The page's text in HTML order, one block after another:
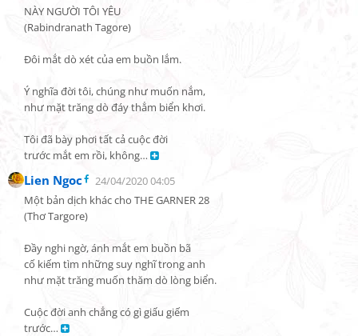
NÀY NGƯỜI TÔI YÊU
(Rabindranath Tagore)
Đôi mắt dò xét của em buồn lắm.
Ý nghĩa đời tôi, chúng như muốn nắm,
như mặt trăng dò đáy thẳm biển khơi.
Tôi đã bày phơi tất cả cuộc đời
trước mắt em rồi, không…
Lien Ngoc
24/04/2020 04:05
Một bản dịch khác cho THE GARNER 28
(Thơ Targore)
Đầy nghi ngờ, ánh mắt em buồn bã
cố kiếm tìm những suy nghĩ trong anh
như mặt trăng muốn thăm dò lòng biển.
Cuộc đời anh chẳng có gì giấu giếm
trước…